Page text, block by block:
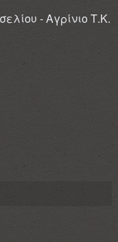
- Αγρίνιο Τ.Κ.